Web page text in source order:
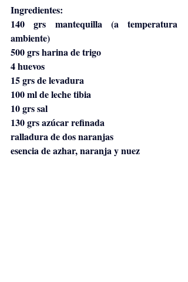
Ingredientes:
140 grs mantequilla (a temperatura
ambiente)
500 grs harina de trigo
4 huevos
15 grs de levadura
100 ml de leche tibia
10 grs sal
130 grs azúcar refinada
ralladura de dos naranjas
esencia de azhar, naranja y nuez